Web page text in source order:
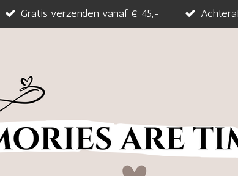
Gratis verzenden vanaf € 45,-